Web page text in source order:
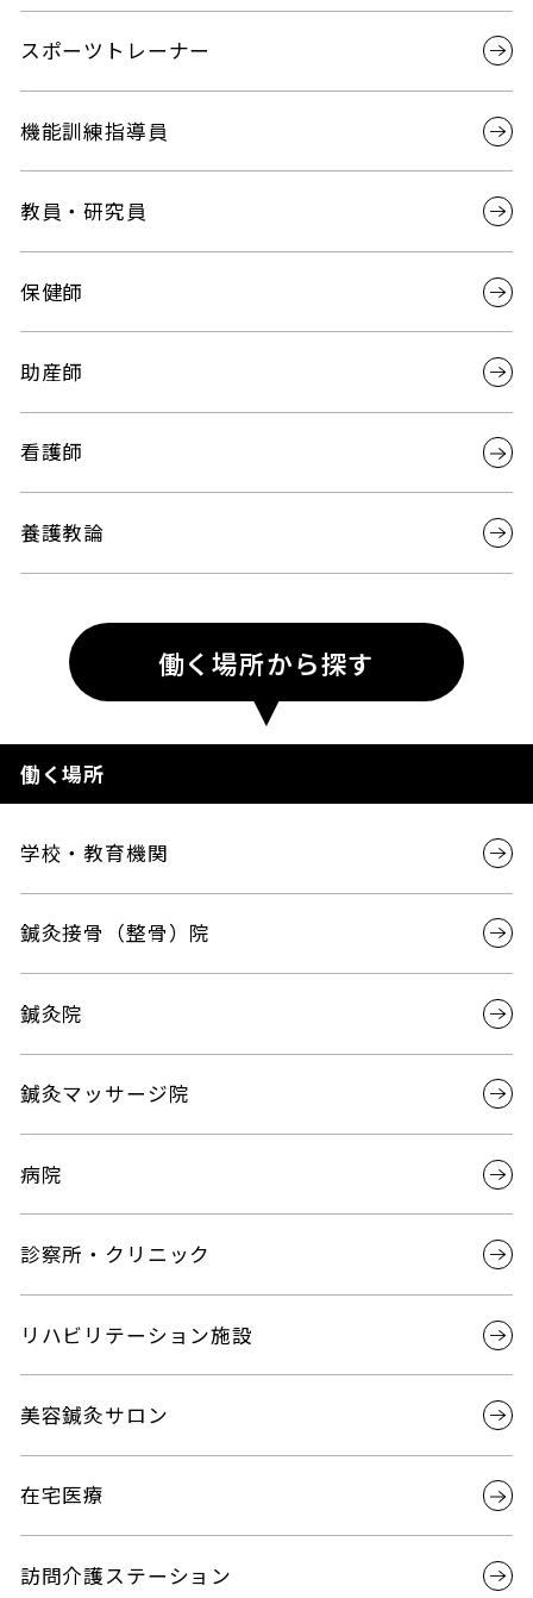
スポーツトレーナー
機能訓練指導員
教員・研究員
保健師
助産師
看護師
養護教論
働く場所から探す
働く場所
学校・教育機関
鍼灸接骨（整骨）院
鍼灸院
鍼灸マッサージ院
病院
診察所・クリニック
リハビリテーション施設
美容鍼灸サロン
在宅医療
訪問介護ステーション